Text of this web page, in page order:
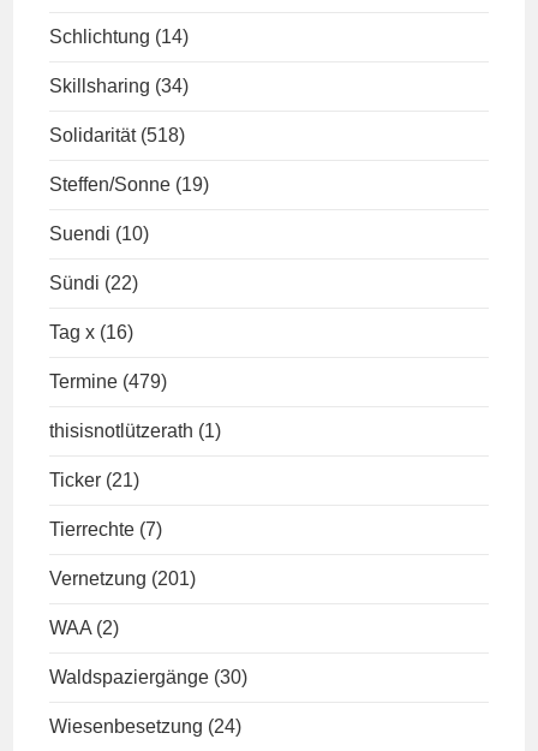
Schlichtung (14)
Skillsharing (34)
Solidarität (518)
Steffen/Sonne (19)
Suendi (10)
Sündi (22)
Tag x (16)
Termine (479)
thisisnotlützerath (1)
Ticker (21)
Tierrechte (7)
Vernetzung (201)
WAA (2)
Waldspaziergänge (30)
Wiesenbesetzung (24)